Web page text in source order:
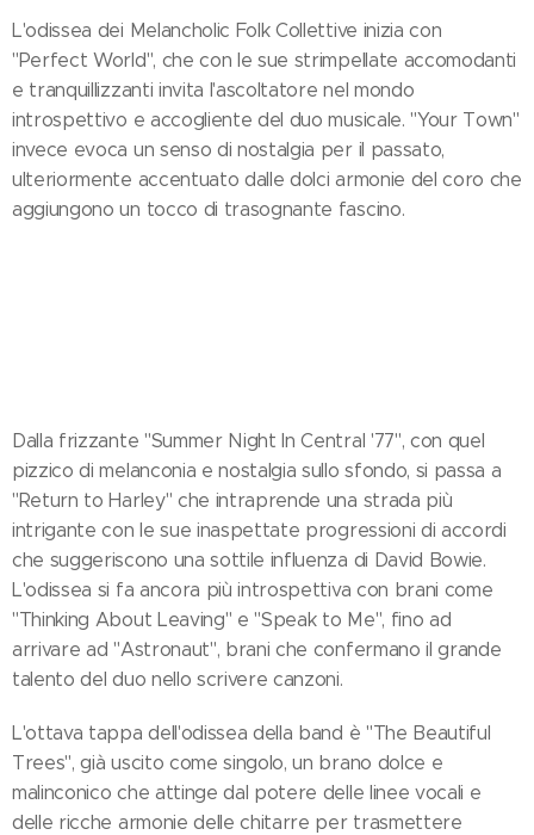
L'odissea dei Melancholic Folk Collettive inizia con
"Perfect World", che con le sue strimpellate accomodanti
e tranquillizzanti invita l'ascoltatore nel mondo
introspettivo e accogliente del duo musicale. "Your Town"
invece evoca un senso di nostalgia per il passato,
ulteriormente accentuato dalle dolci armonie del coro che
aggiungono un tocco di trasognante fascino.
Dalla frizzante "Summer Night In Central '77", con quel
pizzico di melanconia e nostalgia sullo sfondo, si passa a
"Return to Harley" che intraprende una strada più
intrigante con le sue inaspettate progressioni di accordi
che suggeriscono una sottile influenza di David Bowie.
L'odissea si fa ancora più introspettiva con brani come
"Thinking About Leaving" e "Speak to Me", fino ad
arrivare ad "Astronaut", brani che confermano il grande
talento del duo nello scrivere canzoni.
L'ottava tappa dell'odissea della band è "The Beautiful
Trees", già uscito come singolo, un brano dolce e
malinconico che attinge dal potere delle linee vocali e
delle ricche armonie delle chitarre per trasmettere